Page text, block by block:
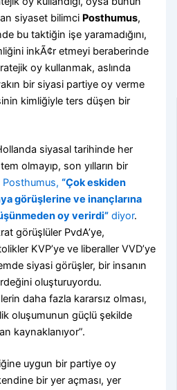
siyaset bilimci Posthumus,
bu taktiğin işe yaramadığını,
inkÃ¢r etmeyi beraberinde
oy kullanmak, aslında
bir siyasi partiye oy verme
kimliğiyle ters düşen bir
siyasal tarihinde her
olmayıp, son yılların bir
Posthumus,“Çok eskiden
görüşlerine ve inançlarına
oy verirdi” diyor.
görüşlüler PvdA’ye,
KVP’ye ve liberaller VVD’ye
siyasi görüşler, bir insanın
oluşturuyordu.
daha fazla kararsız olması,
oluşumunun güçlü şekilde
kaynaklanıyor”.
uygun bir partiye oy
bir yer açması, yer